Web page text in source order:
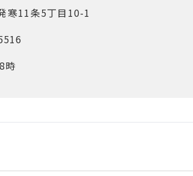
寒11条5丁目10-1
時